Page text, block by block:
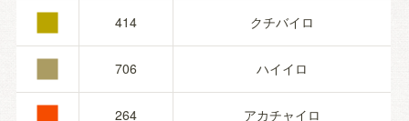
414 クチバイロ
■ 706 ハイイロ
264 アカチャイロ